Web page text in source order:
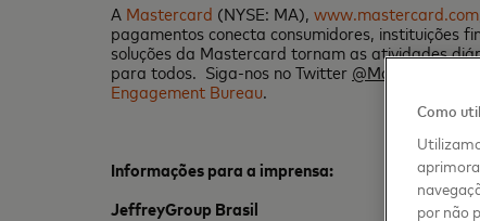
A Mastercard (NYSE: MA), www.mastercard.com
pagamentos conecta consumidores, instituições
soluções da Mastercard tornam as atividades
para todos. Siga-nos no Twitter
Engagement Bureau.
Informações para a imprensa:
JeffreyGroup Brasil
Como
por não